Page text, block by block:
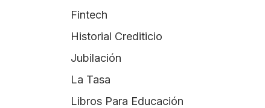
Fintech
Historial Crediticio
Jubilación
La Tasa
Libros Para Educación